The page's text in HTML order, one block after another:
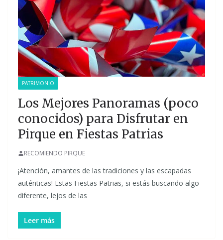
PATRIMONIO
Los Mejores Panoramas (poco
conocidos) para Disfrutar en
Pirque en Fiestas Patrias
RECOMIENDO PIRQUE
¡Atención, amantes de las tradiciones y las escapadas
auténticas! Estas Fiestas Patrias, si estás buscando algo
diferente, lejos de las
Leer más